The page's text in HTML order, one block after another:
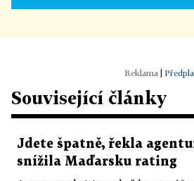
Související články
Jdete špatně, řekla
snížila Maďarsku rating